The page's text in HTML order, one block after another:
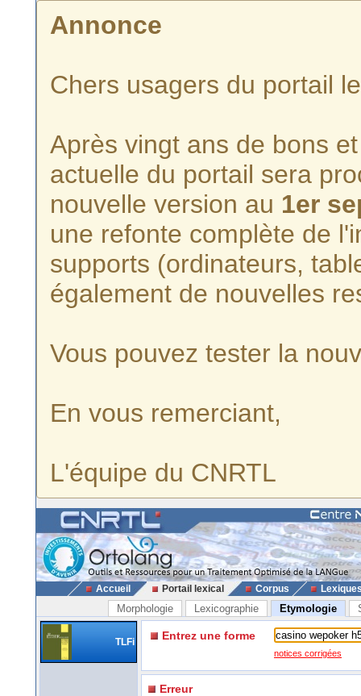
Annonce
Chers usagers du portail
Après vingt ans de bons
actuelle du portail sera
nouvelle version au 1er
une refonte complète de
supports (ordinateurs,
également de nouvelles
Vous pouvez tester la
En vous remerciant,
L'équipe du CNRTL
Accueil Portail lexical Corpus
Morphologie Lexicographie Etymologie
TLFi Entrez une forme
notices corrigées
Erreur